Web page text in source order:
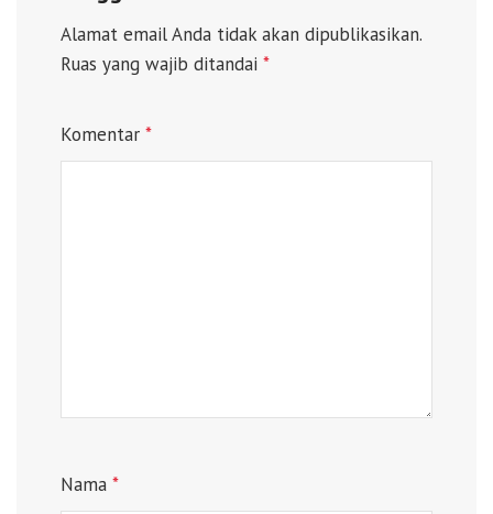
Alamat email Anda tidak akan dipublikasikan.
Ruas yang wajib ditandai *
Komentar *
Nama *